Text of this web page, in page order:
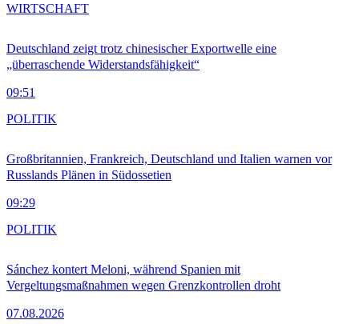
Deutschland zeigt trotz chinesischer Exportwelle eine
„überraschende Widerstandsfähigkeit“
09:51
WIRTSCHAFT
Großbritannien, Frankreich, Deutschland und Italien warnen vor
Russlands Plänen in Südossetien
09:29
POLITIK
Sánchez kontert Meloni, während Spanien mit
Vergeltungsmaßnahmen wegen Grenzkontrollen droht
07.08.2026
POLITIK